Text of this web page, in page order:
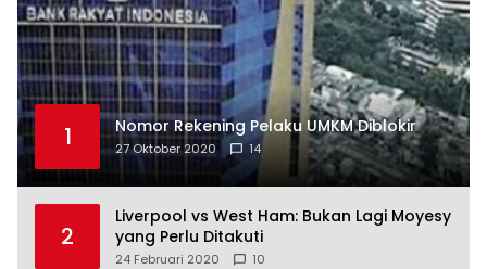
1 Nomor Rekening Pelaku UMKM Diblokir
27 Oktober 2020 14
2
Liverpool vs West Ham: Bukan Lagi Moyesy
yang Perlu Ditakuti
24 Februari 2020 10